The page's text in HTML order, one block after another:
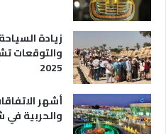
2025
أشهر
والحربية في